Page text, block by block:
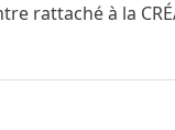
rattaché à la